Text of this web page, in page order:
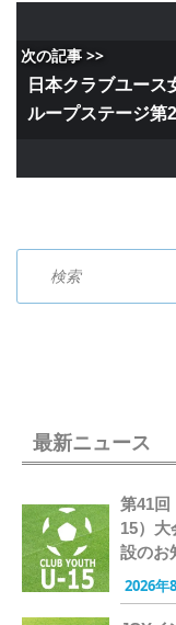
次の記事 >>
日本クラブユー
ループステージ
最新ニュース
第41回
15）
設のお
2026年